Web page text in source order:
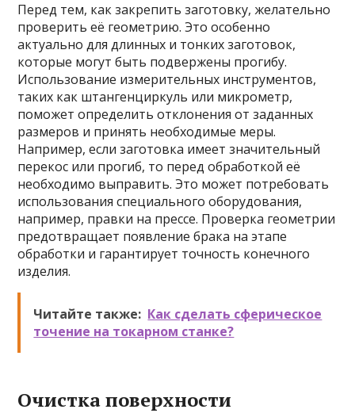
Перед тем, как закрепить заготовку, желательно
проверить её геометрию. Это особенно
актуально для длинных и тонких заготовок,
которые могут быть подвержены прогибу.
Использование измерительных инструментов,
таких как штангенциркуль или микрометр,
поможет определить отклонения от заданных
размеров и принять необходимые меры.
Например, если заготовка имеет значительный
перекос или прогиб, то перед обработкой её
необходимо выправить. Это может потребовать
использования специального оборудования,
например, правки на прессе. Проверка геометрии
предотвращает появление брака на этапе
обработки и гарантирует точность конечного
изделия.
Читайте также: Как сделать сферическое
точение на токарном станке?
Очистка поверхности